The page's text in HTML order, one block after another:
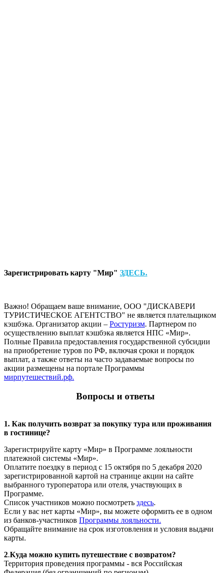
Зарегистрировать карту "Мир" ЗДЕСЬ.
Важно! Обращаем ваше внимание, ООО "ДИСКАВЕРИ
ТУРИСТИЧЕСКОЕ АГЕНТСТВО" не является плательщиком
кэшбэка. Организатор акции – Ростуризм. Партнером по
осуществлению выплат кэшбэка является НПС «Мир».
Полные Правила предоставления государственной субсидии
на приобретение туров по РФ, включая сроки и порядок
выплат, а также ответы на часто задаваемые вопросы по
акции размещены на портале Программы
мирпутешествий.рф.
Вопросы и ответы
1. Как получить возврат за покупку тура или проживания
в гостинице?
Зарегистрируйте карту «Мир» в Программе лояльности
платежной системы «Мир».
Оплатите поездку в период с 15 октября по 5 декабря 2020
зарегистрированной картой на странице акции на сайте
выбранного туроператора или отеля, участвующих в
Программе.
Список участников можно посмотреть здесь.
Если у вас нет карты «Мир», вы можете оформить ее в одном
из банков-участников Программы лояльности.
Обращайте внимание на срок изготовления и условия выдачи
карты.
2.Куда можно купить путешествие с возвратом?
Территория проведения программы - вся Российская